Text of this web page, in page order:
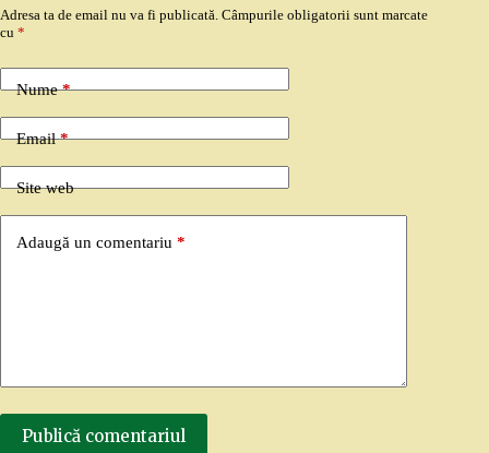
Adresa ta de email nu va fi publicată. Câmpurile obligatorii sunt marcate
cu *
Nume*
Email*
Site web
Adaugă un comentariu *
Publică comentariul